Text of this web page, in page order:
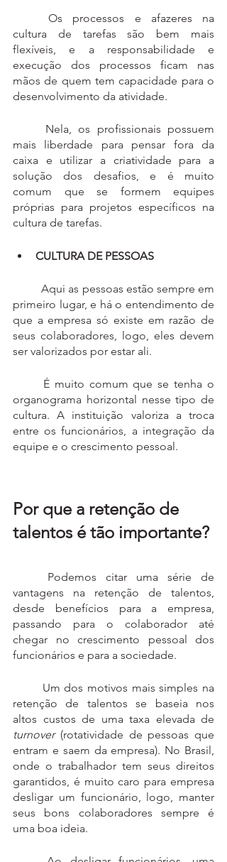
	Os processos e afazeres na
cultura de tarefas são bem mais
flexíveis, e a responsabilidade e
execução dos processos ficam nas
mãos de quem tem capacidade para o
desenvolvimento da atividade.
mais liberdade para pensar fora da
caixa e utilizar a criatividade para a
solução dos desafios, e é muito
comum que se formem equipes
próprias para projetos específicos na
cultura de tarefas.
CULTURA DE PESSOAS
	Aqui as pessoas estão sempre em
primeiro lugar, e há o entendimento de
que a empresa só existe em razão de
seus colaboradores, logo, eles devem
ser valorizados por estar ali.
organograma horizontal nesse tipo de
cultura. A instituição valoriza a troca
entre os funcionários, a integração da
equipe e o crescimento pessoal.
Por que a retenção de
talentos é tão importante?
vantagens na retenção de talentos,
desde benefícios para a empresa,
passando para o colaborador até
chegar no crescimento pessoal dos
funcionários e para a sociedade.
retenção de talentos se baseia nos
turnover (rotatividade de pessoas que
entram e saem da empresa). No Brasil,
onde o trabalhador tem seus direitos
garantidos, é muito caro para empresa
desligar um funcionário, logo, manter
seus bons colaboradores sempre é
uma boa ideia.